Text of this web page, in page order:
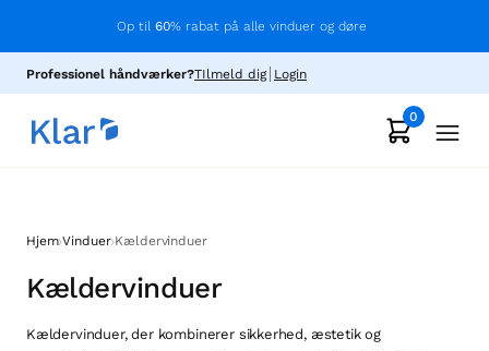
Op til 60% rabat på alle vinduer og døre
Professionel håndværker?TIlmeld dig Login
0
Hjem›Vinduer›Kældervinduer
Kældervinduer
Kældervinduer, der kombinerer sikkerhed, æstetik og